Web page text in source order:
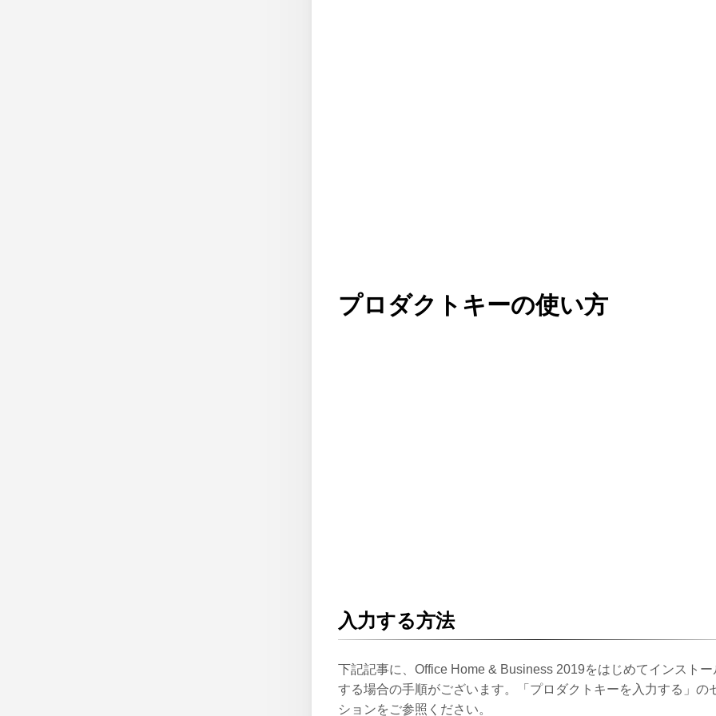
プロダクトキーの使い方
入力する方法
下記記事に、Office Home & Business 2019をはじめてインストー
する場合の手順がございます。「プロダクトキーを入力する」の
ションをご参照ください。